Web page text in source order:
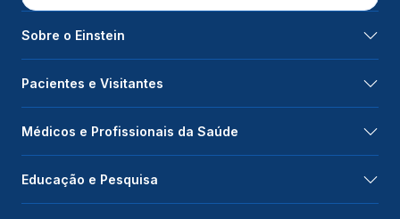
Sobre o Einstein
Pacientes e Visitantes
Médicos e Profissionais da Saúde
Educação e Pesquisa